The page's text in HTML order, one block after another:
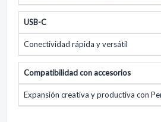
USB-C
Conectividad rápida y versátil
Compatibilidad con accesorios
Expansión creativa y productiva con